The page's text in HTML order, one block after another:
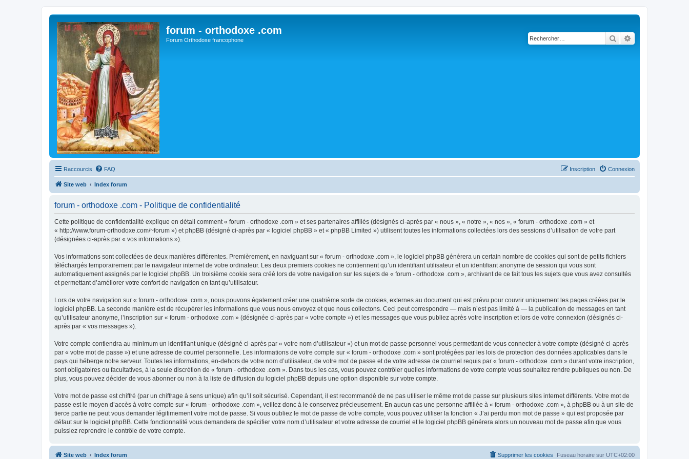
forum - orthodoxe .com
Forum Orthodoxe francophone Rechercher
Raccourcis FAQ Connexion
Inscription
Site web Index forum
forum - orthodoxe .com - Politique de confidentialité
Cette politique de confidentialité explique en détail comment « forum - orthodoxe .com » et ses partenaires affiliés (désignés ci-après par « nous », « notre », « nos », « forum - orthodoxe .com » et
« http://www.forum-orthodoxe.com/~forum ») et phpBB (désigné ci-après par « logiciel phpBB » et « phpBB Limited ») utilisent toutes les informations collectées lors des sessions d’utilisation de votre part
(désignées ci-après par « vos informations »).
Vos informations sont collectées de deux manières différentes. Premièrement, en naviguant sur « forum - orthodoxe .com », le logiciel phpBB génèrera un certain nombre de cookies qui sont de petits fichiers
téléchargés temporairement par le navigateur internet de votre ordinateur. Les deux premiers cookies ne contiennent qu’un identifiant utilisateur et un identifiant anonyme de session qui vous sont
automatiquement assignés par le logiciel phpBB. Un troisième cookie sera créé lors de votre navigation sur les sujets de « forum - orthodoxe .com », archivant de ce fait tous les sujets que vous avez consultés
et permettant d’améliorer votre confort de navigation en tant qu’utilisateur.
Lors de votre navigation sur « forum - orthodoxe .com », nous pouvons également créer une quatrième sorte de cookies, externes au document qui est prévu pour couvrir uniquement les pages créées par le
logiciel phpBB. La seconde manière est de récupérer les informations que vous nous envoyez et que nous collectons. Ceci peut correspondre — mais n’est pas limité à — la publication de messages en tant
qu’utilisateur anonyme, l’inscription sur « forum - orthodoxe .com » (désignée ci-après par « votre compte ») et les messages que vous publiez après votre inscription et lors de votre connexion (désignés ci-
après par « vos messages »).
Votre compte contiendra au minimum un identifiant unique (désigné ci-après par « votre nom d’utilisateur ») et un mot de passe personnel vous permettant de vous connecter à votre compte (désigné ci-après
par « votre mot de passe ») et une adresse de courriel personnelle. Les informations de votre compte sur « forum - orthodoxe .com » sont protégées par les lois de protection des données applicables dans le
pays qui héberge notre serveur. Toutes les informations, en-dehors de votre nom d’utilisateur, de votre mot de passe et de votre adresse de courriel requis par « forum - orthodoxe .com » durant votre inscription,
sont obligatoires ou facultatives, à la seule discrétion de « forum - orthodoxe .com ». Dans tous les cas, vous pouvez contrôler quelles informations de votre compte vous souhaitez rendre publiques ou non. De
plus, vous pouvez décider de vous abonner ou non à la liste de diffusion du logiciel phpBB depuis une option disponible sur votre compte.
Votre mot de passe est chiffré (par un chiffrage à sens unique) afin qu’il soit sécurisé. Cependant, il est recommandé de ne pas utiliser le même mot de passe sur plusieurs sites internet différents. Votre mot de
passe est le moyen d’accès à votre compte sur « forum - orthodoxe .com », veillez donc à le conservez précieusement. En aucun cas une personne affiliée à « forum - orthodoxe .com », à phpBB ou à un site de
tierce partie ne peut vous demander légitimement votre mot de passe. Si vous oubliez le mot de passe de votre compte, vous pouvez utiliser la fonction « J’ai perdu mon mot de passe » qui est proposée par
défaut sur le logiciel phpBB. Cette fonctionnalité vous demandera de spécifier votre nom d’utilisateur et votre adresse de courriel et le logiciel phpBB générera alors un nouveau mot de passe afin que vous
puissiez reprendre le contrôle de votre compte.
Site web Index forum Fuseau horaire sur UTC+02:00
Supprimer les cookies